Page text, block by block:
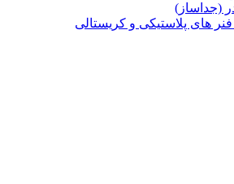
(جداساز)
فنر های پلاستیکی و کریستالی